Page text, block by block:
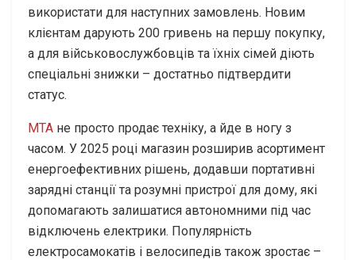
використати для наступних замовлень. Новим
клієнтам дарують 200 гривень на першу покупку,
а для військовослужбовців та їхніх сімей діють
спеціальні знижки – достатньо підтвердити
статус.
МТА не просто продає техніку, а йде в ногу з
часом. У 2025 році магазин розширив асортимент
енергоефективних рішень, додавши портативні
зарядні станції та розумні пристрої для дому, які
допомагають залишатися автономними під час
відключень електрики. Популярність
електросамокатів і велосипедів також зростає –